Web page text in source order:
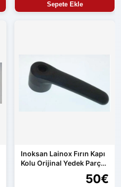
Sepete Ekle
Inoksan Lainox Fırın Kapı
Kolu Orijinal Yedek Parça
50€